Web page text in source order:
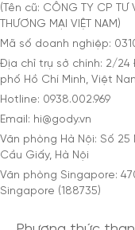
(Tên cũ: CÔNG TY CP TƯ
THƯƠNG MẠI VIỆT NAM)
Mã số doanh nghiệp:
Địa chỉ trụ sở chính: 2/24
phố Hồ Chí Minh, Việt
Hotline: 0938.002.969
Email: hi@gody.vn
Văn phòng Hà Nội: Số 25
Cầu Giấy, Hà Nội
Văn phòng Singapore:
Singapore (188735)